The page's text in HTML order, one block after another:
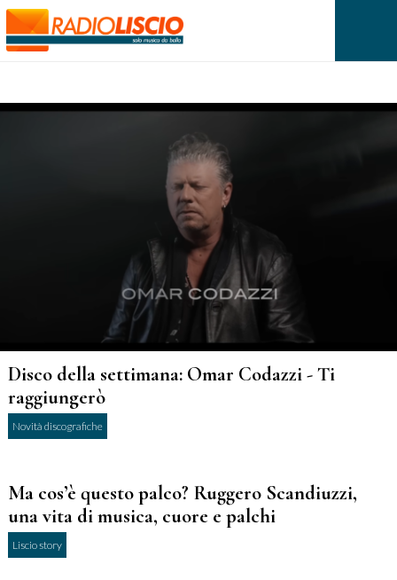
Disco della settimana: Omar Codazzi - Ti
raggiungerò
Novità discografiche
Ma cos’è questo palco? Ruggero Scandiuzzi,
una vita di musica, cuore e palchi
Liscio story